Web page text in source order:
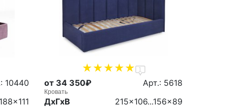
10440
1
от 34 350₽ Арт.: 5618
Кровать
ДxГxВ 215x106...156x89